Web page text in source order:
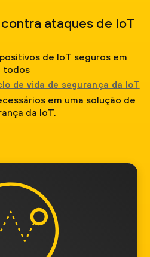
ataques de IoT
de IoT seguros em
todos
de vida de segurança da IoT
em uma solução de
da IoT.